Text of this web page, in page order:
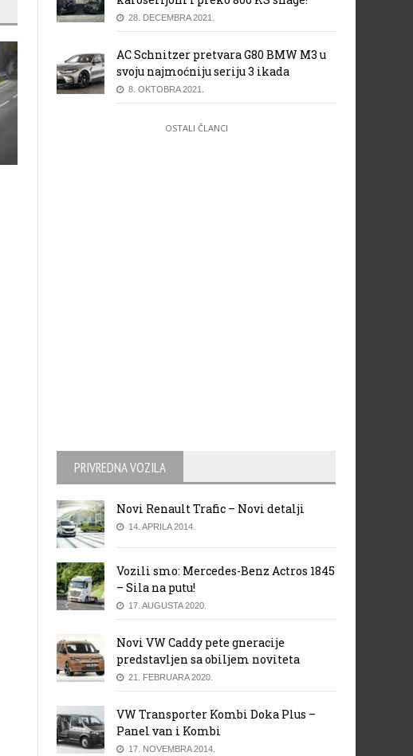
28. DECEMBRA 2021.
AC Schnitzer pretvara G80 BMW M3 u
svoju najmoćniju seriju 3 ikada
8. OKTOBRA 2021.
OSTALI ČLANCI
PRIVREDNA VOZILA
Novi Renault Trafic – Novi detalji
14. APRILA 2014.
Vozili smo: Mercedes-Benz Actros 1845
– Sila na putu!
17. AUGUSTA 2020.
Novi VW Caddy pete gneracije
predstavljen sa obiljem noviteta
21. FEBRUARA 2020.
VW Transporter Kombi Doka Plus –
Panel van i Kombi
17. NOVEMBRA 2014.